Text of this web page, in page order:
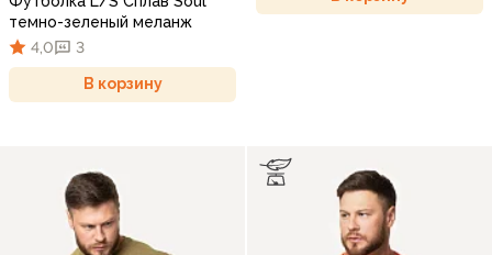
темно-зеленый меланж
4,0
3
В корзину